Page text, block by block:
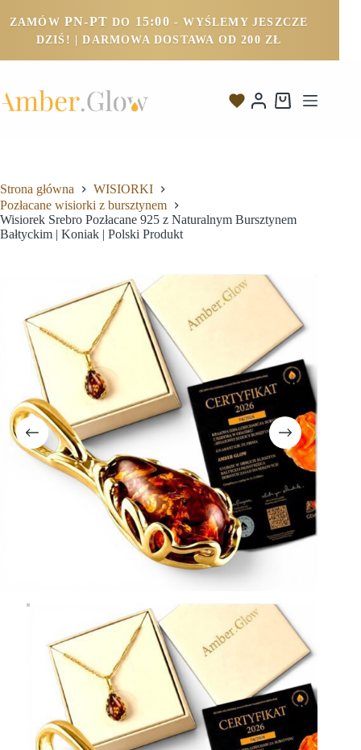
ZAMÓW PN-PT DO 15:00 - WYŚLEMY JESZCZE
DZIŚ! | DARMOWA DOSTAWA OD 200 ZŁ
Strona główna
WISIORKI
Pozłacane wisiorki z bursztynem
Wisiorek Srebro Pozłacane 925 z Naturalnym Bursztynem
Bałtyckim | Koniak | Polski Produkt